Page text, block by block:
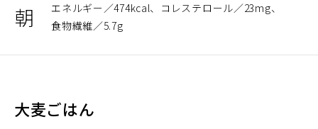
朝 エネルギー 474kcal コレステロール
23mg
食物繊維
5.7g
大麦ごはん